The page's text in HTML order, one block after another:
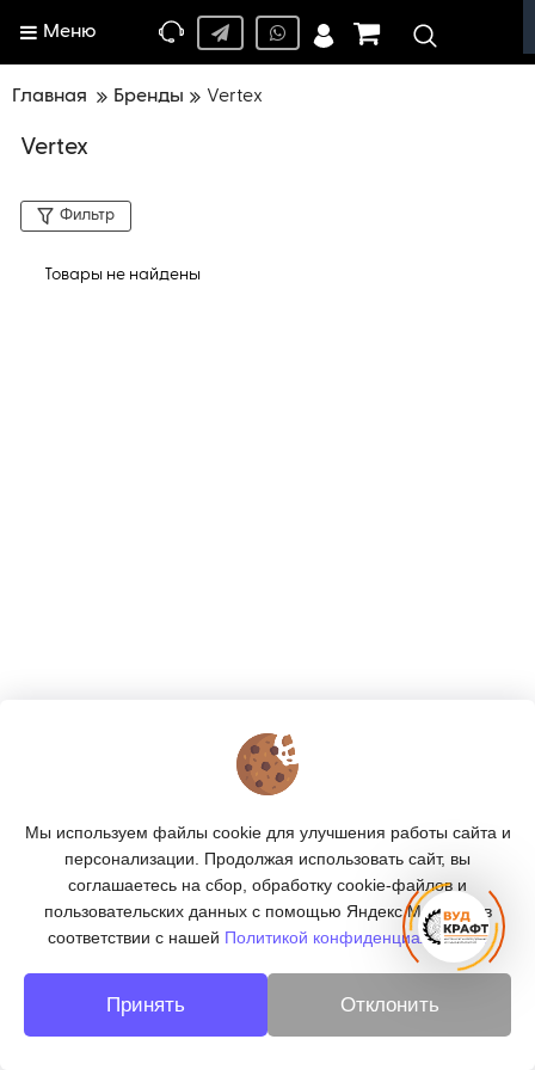
Меню
Главная Бренды Vertex
Vertex
Фильтр
Товары не найдены
КАТАЛОГ
ПОДПИСКА
© 2026 «ВУДКРАФТ» - деревообработка в Москве
Мы используем файлы cookie для улучшения работы сайта и
персонализации. Продолжая использовать сайт, вы
соглашаетесь на сбор, обработку cookie-файлов и
пользовательских данных с помощью Яндекс.Метрика, в
соответствии с нашей Политикой конфиденциальности.
Принять Отклонить